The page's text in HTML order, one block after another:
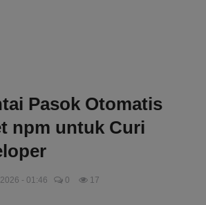
Pasok Otomatis
npm untuk Curi
- 01:46 0 17